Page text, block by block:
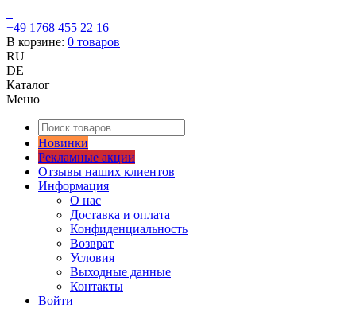
+49 1768 455 22 16
В корзине: 0 товаров
RU
DE
Каталог
Меню
Новинки
Рекламные акции
Отзывы наших клиентов
Информация
О нас
Доставка и оплата
Конфиденциальность
Возврат
Условия
Выходные данные
Контакты
Войти